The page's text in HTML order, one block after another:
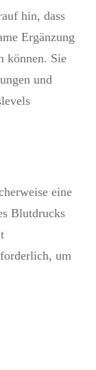
hin, dass
Ergänzung
können. Sie
und
eine
Blutdrucks
um